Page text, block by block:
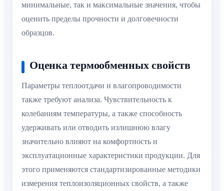
минимальные, так и максимальные значения, чтобы
оценить пределы прочности и долговечности
образцов.
Оценка термообменных свойств
Параметры теплоотдачи и влагопроводимости
также требуют анализа. Чувствительность к
колебаниям температуры, а также способность
удерживать или отводить излишнюю влагу
значительно влияют на комфортность и
эксплуатационные характеристики продукции. Для
этого применяются стандартизированные методики
измерения теплоизоляционных свойств, а также